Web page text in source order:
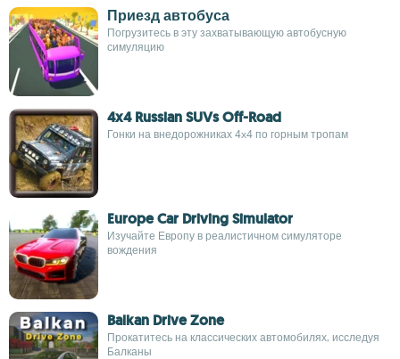
Приезд автобуса
Погрузитесь в эту захватывающую автобусную
симуляцию
4x4 Russian SUVs Off-Road
Гонки на внедорожниках 4x4 по горным тропам
Europe Car Driving Simulator
Изучайте Европу в реалистичном симуляторе
вождения
Balkan Drive Zone
Прокатитесь на классических автомобилях, исследуя
Балканы